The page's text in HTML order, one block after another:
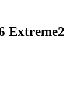
Extreme2